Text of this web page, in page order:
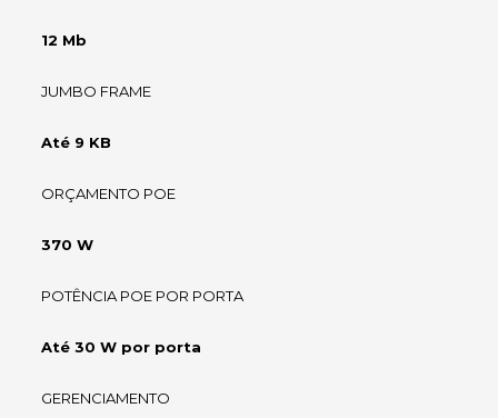
12 Mb
JUMBO FRAME
Até 9 KB
ORÇAMENTO POE
370 W
POTÊNCIA POE POR PORTA
Até 30 W por porta
GERENCIAMENTO